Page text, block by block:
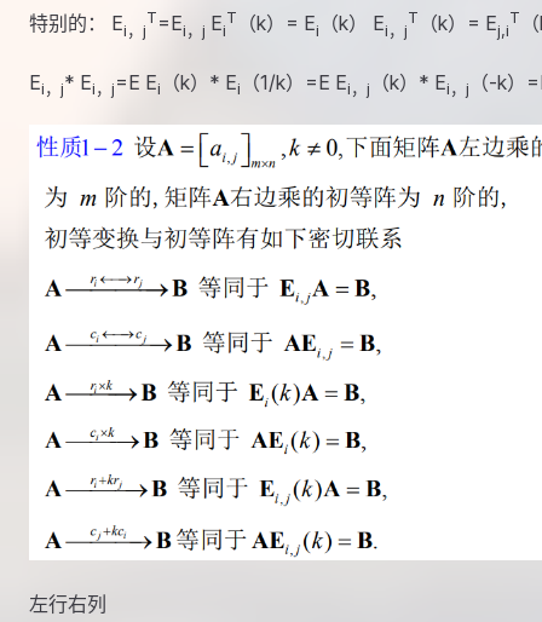
特别的： Ei，j
T=Ei，j Ei
T （k）= Ei （k） Ei，j
T （k）= Ej,i
T
Ei，j* Ei，j=E Ei （k）* Ei （1/k）=E Ei，j （k）* Ei，j （-k）
左行右列